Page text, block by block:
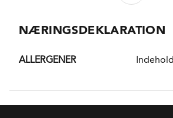
NÆRINGSDEKLARATION
ALLERGENER